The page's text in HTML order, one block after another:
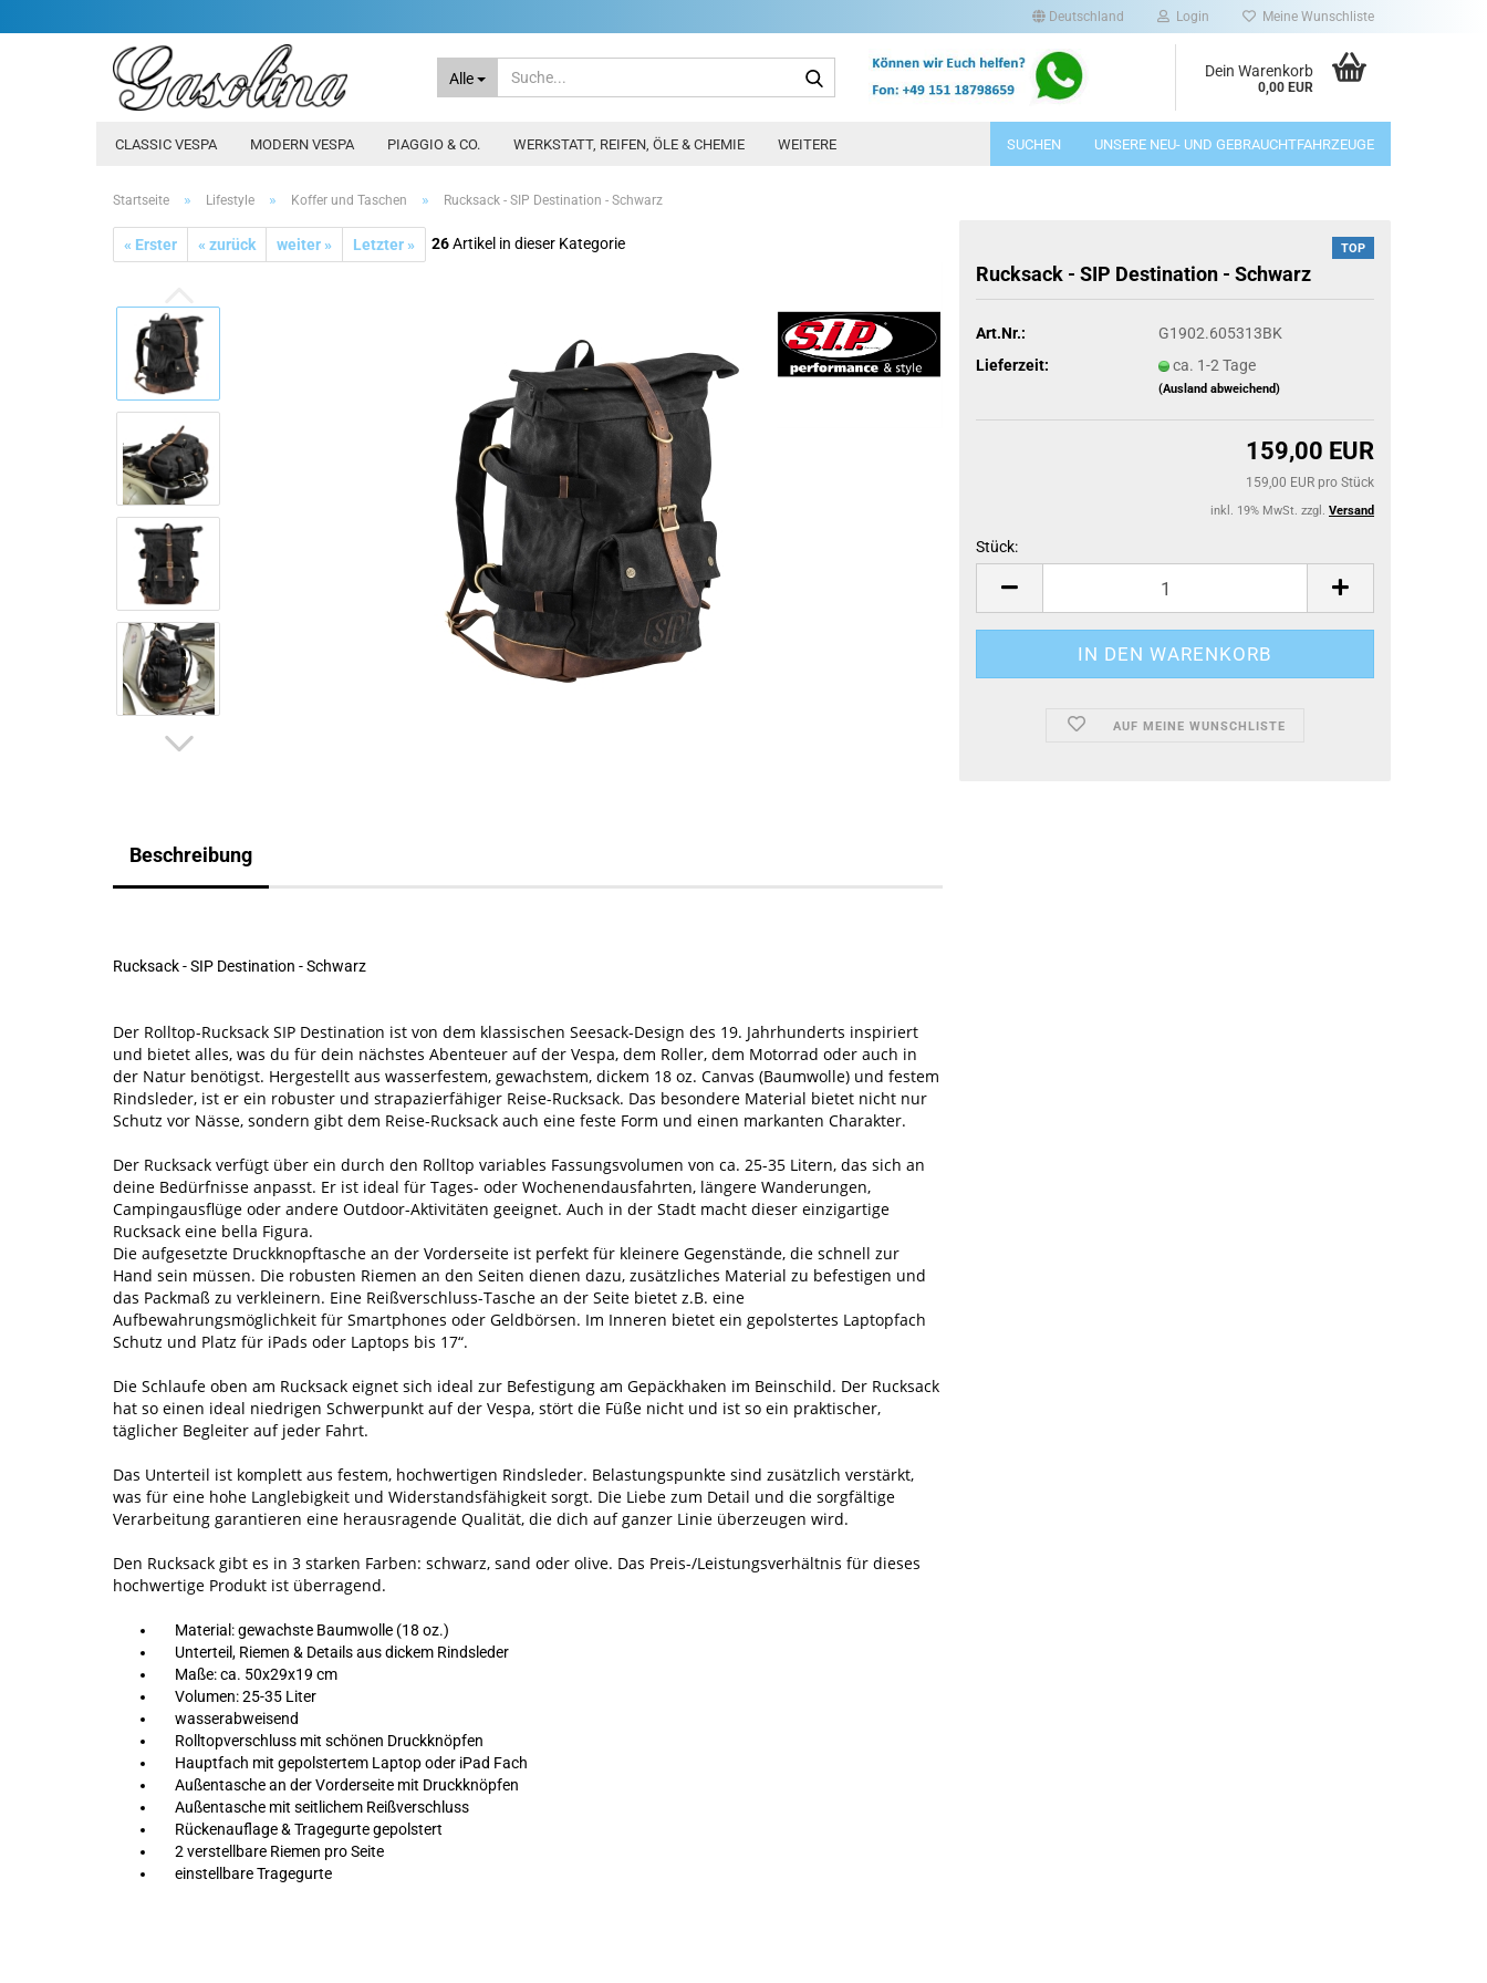
Deutschland Login Meine Wunschliste
Alle
Suche... Dein Warenkorb
0,00 EUR
CLASSIC VESPA MODERN VESPA PIAGGIO & CO. WERKSTATT, REIFEN, ÖLE & CHEMIE SUCHEN UNSERE NEU- UND GEBRAUCHTFAHRZEUGE
WEITERE
Startseite » Lifestyle » Koffer und Taschen » Rucksack - SIP Destination - Schwarz
« Erster « zurück weiter » Letzter » 26Artikel in dieser Kategorie TOP
Rucksack - SIP Destination - Schwarz
Art.Nr.:
G1902.605313BK
Lieferzeit:
ca. 1-2 Tage
(Ausland abweichend)
159,00 EUR
159,00 EUR pro Stück
inkl. 19% MwSt. zzgl. Versand
Stück:
Stück
AUF MEINE WUNSCHLISTE
Beschreibung
Rucksack - SIP Destination - Schwarz
Der Rolltop-Rucksack SIP Destination ist von dem klassischen Seesack-Design des 19. Jahrhunderts inspiriert
und bietet alles, was du für dein nächstes Abenteuer auf der Vespa, dem Roller, dem Motorrad oder auch in
der Natur benötigst. Hergestellt aus wasserfestem, gewachstem, dickem 18 oz. Canvas (Baumwolle) und festem
Rindsleder, ist er ein robuster und strapazierfähiger Reise-Rucksack. Das besondere Material bietet nicht nur
Schutz vor Nässe, sondern gibt dem Reise-Rucksack auch eine feste Form und einen markanten Charakter.
Der Rucksack verfügt über ein durch den Rolltop variables Fassungsvolumen von ca. 25-35 Litern, das sich an
deine Bedürfnisse anpasst. Er ist ideal für Tages- oder Wochenendausfahrten, längere Wanderungen,
Campingausflüge oder andere Outdoor-Aktivitäten geeignet. Auch in der Stadt macht dieser einzigartige
Rucksack eine bella Figura.
​​​​​Die aufgesetzte Druckknopftasche an der Vorderseite ist perfekt für kleinere Gegenstände, die schnell zur
Hand sein müssen. Die robusten Riemen an den Seiten dienen dazu, zusätzliches Material zu befestigen und
das Packmaß zu verkleinern. Eine Reißverschluss-Tasche an der Seite bietet z.B. eine
Aufbewahrungsmöglichkeit für Smartphones oder Geldbörsen. Im Inneren bietet ein gepolstertes Laptopfach
Schutz und Platz für iPads oder Laptops bis 17“.
Die Schlaufe oben am Rucksack eignet sich ideal zur Befestigung am Gepäckhaken im Beinschild. Der Rucksack
hat so einen ideal niedrigen Schwerpunkt auf der Vespa, stört die Füße nicht und ist so ein praktischer,
täglicher Begleiter auf jeder Fahrt.
Das Unterteil ist komplett aus festem, hochwertigen Rindsleder. Belastungspunkte sind zusätzlich verstärkt,
was für eine hohe Langlebigkeit und Widerstandsfähigkeit sorgt. Die Liebe zum Detail und die sorgfältige
Verarbeitung garantieren eine herausragende Qualität, die dich auf ganzer Linie überzeugen wird.
Den Rucksack gibt es in 3 starken Farben: schwarz, sand oder olive. Das Preis-/Leistungsverhältnis für dieses
hochwertige Produkt ist überragend.
Material: gewachste Baumwolle (18 oz.)
Unterteil, Riemen & Details aus dickem Rindsleder
Maße: ca. 50x29x19 cm
Volumen: 25-35 Liter
wasserabweisend
Rolltopverschluss mit schönen Druckknöpfen
Hauptfach mit gepolstertem Laptop oder iPad Fach
Außentasche an der Vorderseite mit Druckknöpfen
Außentasche mit seitlichem Reißverschluss
Rückenauflage & Tragegurte gepolstert
2 verstellbare Riemen pro Seite
einstellbare Tragegurte